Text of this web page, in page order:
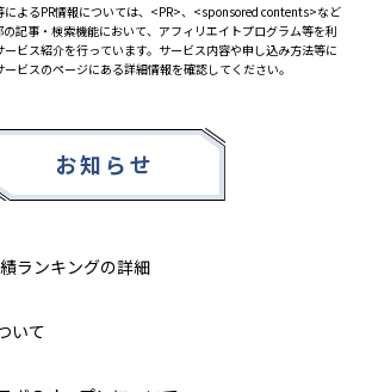
よるPR情報については、<PR>、<sponsored contents>など
記事・検索機能において、アフィリエイトプログラム等を利
ビス紹介を行っています。サービス内容や申し込み方法等に
ビスのページにある詳細情報を確認してください。
お知らせ
ランキングの詳細
いて